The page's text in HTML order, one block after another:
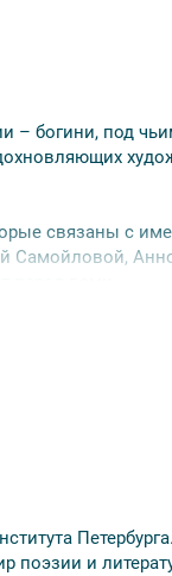
– богини, под
связаны с
Самойловой,
перед вами.
— не
поэзии и